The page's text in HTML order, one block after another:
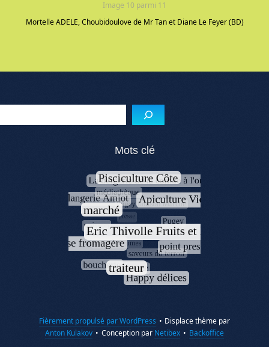
Image 10 parmi 11
Mortelle ADELE, Choubidoulove de Mr Tan et Diane Le Feyer (BD)
Menu de l'article
Mots clé
Fièrement propulsé par WordPress • Displace thème par
Anton Kulakov • Conception par Netibex • Backoffice